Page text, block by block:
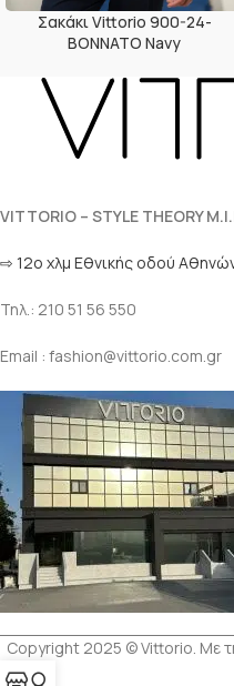
Σακάκι Vittorio 900-24-
BONNATO Navy
VITTORIO – STYLE THEORY
⇨ 12ο χλμ Eθνικής οδού
Τηλ.: 210 51 56 550
Email : fashion@vittorio.com.gr
Copyright 2025 © Vittorio. Με